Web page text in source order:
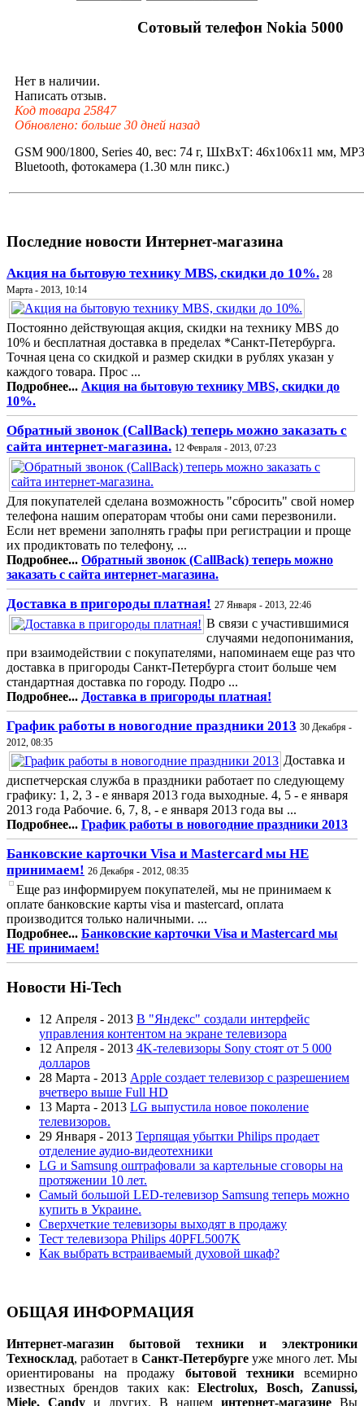
Сотовый телефон Nokia 5000
Нет в наличии.
Написать отзыв.
Код товара 25847
Обновлено: больше 30 дней назад
GSM 900/1800, Series 40, вес: 74 г, ШхВхТ: 46x106x11 мм,
Bluetooth, фотокамера (1.30 млн пикс.)
Последние новости Интернет-магазина
Акция на бытовую технику MBS, скидки до 10%. 28
Марта - 2013, 10:14
Постоянно действующая акция, скидки на технику MBS до
10% и бесплатная доставка в пределах *Санкт-Петербурга.
Точная цена со скидкой и размер скидки в рублях указан у
каждого товара. Прос ...
Подробнее... Акция на бытовую технику MBS, скидки до
10%.
Обратный звонок (CallBack) теперь можно заказать с
сайта интернет-магазина. 12 Февраля - 2013, 07:23
Для покупателей сделана возможность "сбросить" свой номер
телефона нашим операторам чтобы они сами перезвонили.
Если нет времени заполнять графы при регистрации и проще
их продиктовать по телефону, ...
Подробнее... Обратный звонок (CallBack) теперь можно
заказать с сайта интернет-магазина.
Доставка в пригороды платная! 27 Января - 2013, 22:46
В связи с участившимися
случаями недопонимания,
при взаимодействии с покупателями, напоминаем еще раз что
доставка в пригороды Санкт-Петербурга стоит больше чем
стандартная доставка по городу. Подро ...
Подробнее... Доставка в пригороды платная!
График работы в новогодние праздники 2013 30 Декабря -
2012, 08:35
Доставка и
диспетчерская служба в праздники работает по следующему
графику: 1, 2, 3 - е января 2013 года выходные. 4, 5 - е января
2013 года Рабочие. 6, 7, 8, - е января 2013 года вы ...
Подробнее... График работы в новогодние праздники 2013
Банковские карточки Visa и Mastercard мы НЕ
принимаем! 26 Декабря - 2012, 08:35
Еще раз информируем покупателей, мы не принимаем к
оплате банковские карты visa и mastercard, оплата
производится только наличными. ...
Подробнее... Банковские карточки Visa и Mastercard мы
НЕ принимаем!
Новости Hi-Tech
12 Апреля - 2013 В "Яндекс" создали интерфейс
управления контентом на экране телевизора
12 Апреля - 2013 4K-телевизоры Sony стоят от 5 000
долларов
28 Марта - 2013 Apple создает телевизор с разрешением
вчетверо выше Full HD
13 Марта - 2013 LG выпустила новое поколение
телевизоров.
29 Января - 2013 Терпящая убытки Philips продает
отделение аудио-видеотехники
LG и Samsung оштрафовали за картельные сговоры на
протяжении 10 лет.
Самый большой LED-телевизор Samsung теперь можно
купить в Украине.
Сверхчеткие телевизоры выходят в продажу
Тест телевизора Philips 40PFL5007K
Как выбрать встраиваемый духовой шкаф?
ОБЩАЯ ИНФОРМАЦИЯ
Интернет-магазин бытовой техники и электроники
Техносклад, работает в Санкт-Петербурге уже много лет. Мы
ориентированы на продажу бытовой техникивсемирно
известных брендов таких как:Electrolux, Bosch, Zanussi,
Miele, Candy и других. В нашем интернет-магазине Вы